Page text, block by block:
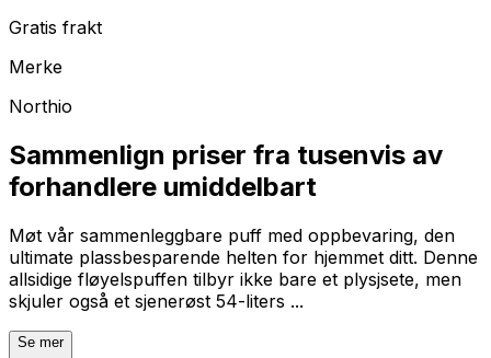
Gratis frakt
Merke
Northio
Sammenlign priser fra tusenvis av
forhandlere umiddelbart
Møt vår sammenleggbare puff med oppbevaring, den
ultimate plassbesparende helten for hjemmet ditt. Denne
allsidige fløyelspuffen tilbyr ikke bare et plysjsete, men
skjuler også et sjenerøst 54-liters ...
Se mer